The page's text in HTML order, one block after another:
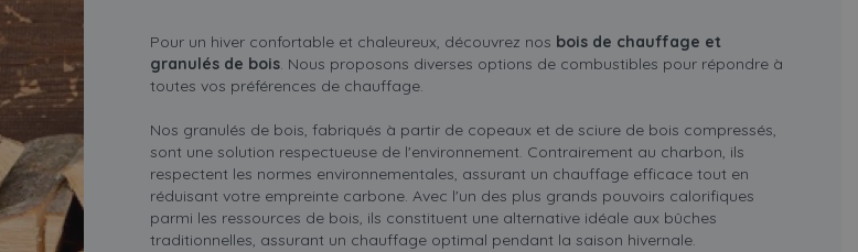
Pour un hiver confortable et chaleureux, découvrez nos bois de chauffage et
granulés de bois. Nous proposons diverses options de combustibles pour répondre à
toutes vos préférences de chauffage.
Nos granulés de bois, fabriqués à partir de copeaux et de sciure de bois compressés,
sont une solution respectueuse de l'environnement. Contrairement au charbon, ils
respectent les normes environnementales, assurant un chauffage efficace tout en
réduisant votre empreinte carbone. Avec l'un des plus grands pouvoirs calorifiques
parmi les ressources de bois, ils constituent une alternative idéale aux bûches
traditionnelles, assurant un chauffage optimal pendant la saison hivernale.